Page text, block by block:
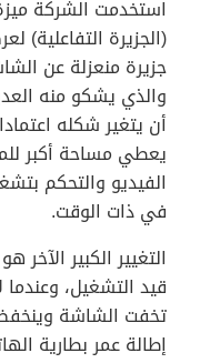
استخدمت الشركة
(الجزيرة
جزيرة منعزلة عن
والذي يشكو منه
أن يتغير شكله
يعطي مساحة أكبر
الفيديو والتحكم
في ذات الوقت.
التغيير الكبير
قيد التشغيل،
تخفت الشاشة
إطالة عمر بطارية